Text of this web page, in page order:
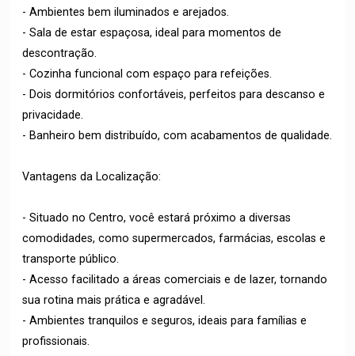
- Ambientes bem iluminados e arejados.
- Sala de estar espaçosa, ideal para momentos de
descontração.
- Cozinha funcional com espaço para refeições.
- Dois dormitórios confortáveis, perfeitos para descanso e
privacidade.
- Banheiro bem distribuído, com acabamentos de qualidade.
Vantagens da Localização:
- Situado no Centro, você estará próximo a diversas
comodidades, como supermercados, farmácias, escolas e
transporte público.
- Acesso facilitado a áreas comerciais e de lazer, tornando
sua rotina mais prática e agradável.
- Ambientes tranquilos e seguros, ideais para famílias e
profissionais.